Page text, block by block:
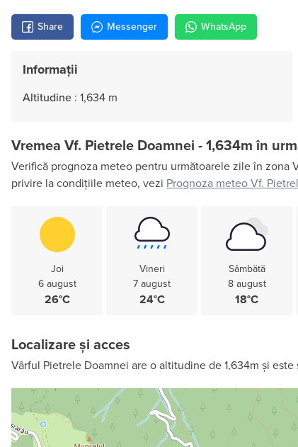
Share Messenger WhatsApp
Informații
Altitudine : 1,634 m
Vremea Vf. Pietrele Doamnei - 1,634m în
Verifică prognoza meteo pentru următoarele zile în zona
privire la condițiile meteo, vezi Prognoza meteo Vf.
Joi
6 august
26°C
Vineri
7 august
24°C
Sâmbătă
8 august
18°C
Localizare și acces
Vârful Pietrele Doamnei are o altitudine de 1,634m și este